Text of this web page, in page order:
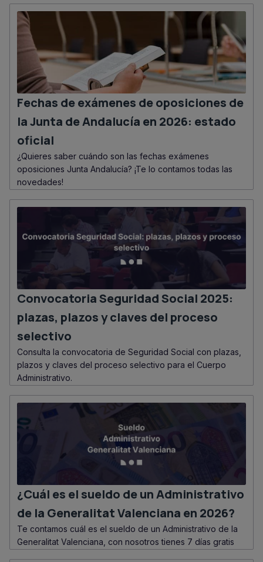
Fechas de exámenes de oposiciones de
la Junta de Andalucía en 2026: estado
oficial
¿Quieres saber cuándo son las fechas exámenes
oposiciones Junta Andalucía? ¡Te lo contamos todas las
novedades!
Convocatoria Seguridad Social 2025:
plazas, plazos y claves del proceso
selectivo
Consulta la convocatoria de Seguridad Social con plazas,
plazos y claves del proceso selectivo para el Cuerpo
Administrativo.
¿Cuál es el sueldo de un Administrativo
de la Generalitat Valenciana en 2026?
Te contamos cuál es el sueldo de un Administrativo de la
Generalitat Valenciana, con nosotros tienes 7 días gratis